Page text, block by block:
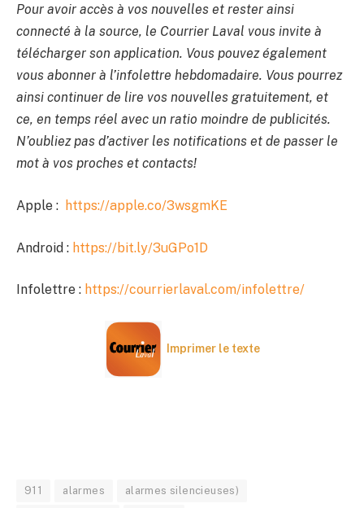
Pour avoir accès à vos nouvelles et rester ainsi
connecté à la source, le Courrier Laval vous invite à
télécharger son application. Vous pouvez également
vous abonner à l’infolettre hebdomadaire. Vous pourrez
ainsi continuer de lire vos nouvelles gratuitement, et
ce, en temps réel avec un ratio moindre de publicités.
N’oubliez pas d’activer les notifications et de passer le
mot à vos proches et contacts!
Apple : https://apple.co/3wsgmKE
Android : https://bit.ly/3uGPo1D
Infolettre : https://courrierlaval.com/infolettre/
Imprimer le texte
911 alarmes alarmes silencieuses)